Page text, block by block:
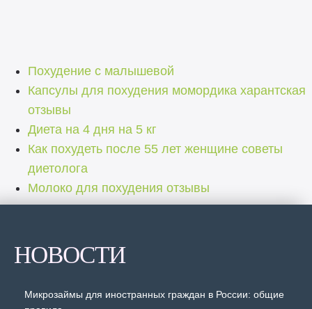
Похудение с малышевой
Капсулы для похудения момордика харантская
отзывы
Диета на 4 дня на 5 кг
Как похудеть после 55 лет женщине советы
диетолога
Молоко для похудения отзывы
НОВОСТИ
Микрозаймы для иностранных граждан в России: общие